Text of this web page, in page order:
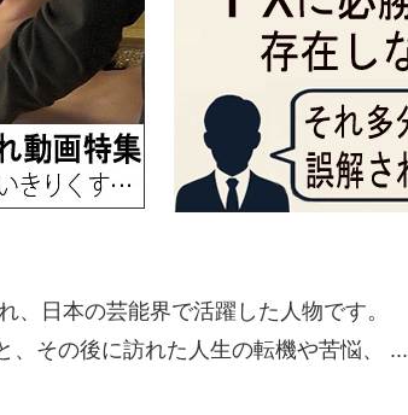
、日本の芸能界で活躍した人物です。
、その後に訪れた人生の転機や苦悩、 ...